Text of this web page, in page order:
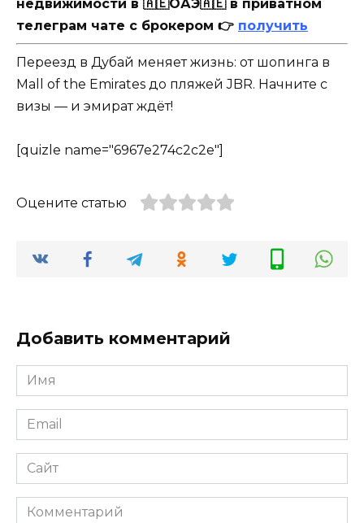
недвижимости в 🇦🇪ОАЭ🇦🇪 в приватном
телеграм чате с брокером 👉 получить
Переезд в Дубай меняет жизнь: от шопинга в
Mall of the Emirates до пляжей JBR. Начните с
визы — и эмират ждёт!
[quizle name="6967e274c2c2e"]
Оцените статью
Добавить комментарий
Имя
*
Email
*
Сайт
Комментарий